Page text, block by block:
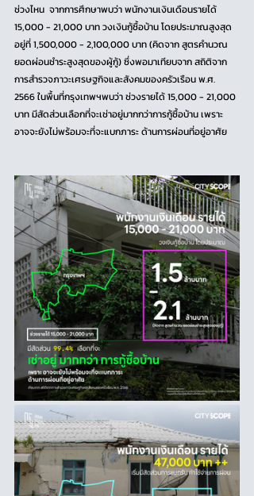
ช่วงไหน  จากการศึกษาพบว่า พนักงานเงินเดือนรายได้
15,000 - 21,000 บาท วงเงินกู้ซื้อบ้าน โดยประมาณสูงสุด
อยู่ที่ 1,500,000 - 2,100,000 บาท (คิดจาก สูตรคำนวณ
ยอดผ่อนชำระสูงสุดของผู้กู้) ซึ่งพอมาเทียบจาก สถิติจาก
การสำรวจภาวะเศรษฐกิจและสังคมของครัวเรือน พ.ศ.
2566 ในพื้นที่กรุงเทพฯพบว่า ช่วงรายได้ 15,000 - 21,000
บาท มีสัดส่วนเลือกที่จะเช่าอยู่มากกว่าการกู้ซื้อบ้าน เพราะ
อาจจะยังไม่พร้อมจะที่จะแบกภาระ ด้านการผ่อนที่อยู่อาศัย